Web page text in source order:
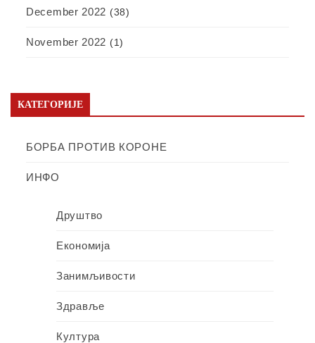
December 2022 (38)
November 2022 (1)
КАТЕГОРИЈЕ
БОРБА ПРОТИВ КОРОНЕ
ИНФО
Друштво
Економија
Занимљивости
Здравље
Култура